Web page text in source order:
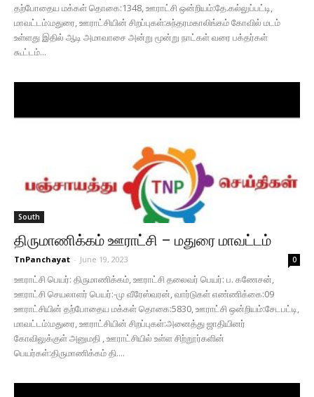
தற்போதைய மக்கள் தொகை:1348, ஊராட்சி ஒன்றியம்:தே.கல்லுப்பட்டி,
மாவட்டம்:மதுரை, ஊராட்சியின் சிறப்புகள்:சுந்தரமகாலிங்கம் கோவில் மடம்
உள்ளது இதில் ஆடி அமாவாசை ‍‍அன்று மூன்று நாட்கள் வரை பக்தர்கள்
கூட்டம்...
South
திருமாணிக்கம் ஊராட்சி – மதுரை மாவட்டம்
TnPanchayat - June 19, 2023 0
ஊராட்சி பெயர்: திருமாணிக்கம், ஊராட்சி தலைவர் பெயர்: ப. கணேசன்,
ஊராட்சி செயலாளர் பெயர்:-மு வீரேஸ்வரன், வார்டுகள் எண்ணிக்கை:09
ஊராட்சியின் தற்போதைய மக்கள் தொகை:5830, ஊராட்சி ஒன்றியம்:சேடபட்டி,
மாவட்டம்:மதுரை, ஊராட்சியின் சிறப்புகள்:அனைத்து ஜாதியினர்
கோவிலுக்குள் அனுமதி , ஊராட்சியில் உள்ள சிற்றூர்களின்
பெயர்கள்:திருமாணிக்கம் தி....